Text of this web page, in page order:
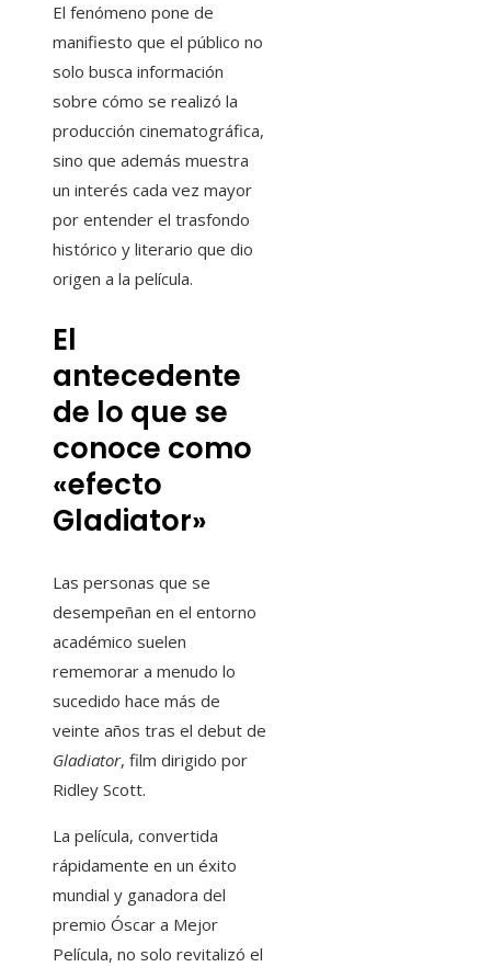
El fenómeno pone de
manifiesto que el público no
solo busca información
sobre cómo se realizó la
producción cinematográfica,
sino que además muestra
un interés cada vez mayor
por entender el trasfondo
histórico y literario que dio
origen a la película.
El
antecedente
de lo que se
conoce como
«efecto
Gladiator»
Las personas que se
desempeñan en el entorno
académico suelen
rememorar a menudo lo
sucedido hace más de
veinte años tras el debut de
Gladiator, film dirigido por
Ridley Scott.
La película, convertida
rápidamente en un éxito
mundial y ganadora del
premio Óscar a Mejor
Película, no solo revitalizó el